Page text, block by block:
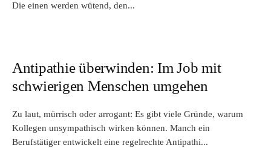
Die einen werden wütend, den...
Antipathie überwinden: Im Job mit
schwierigen Menschen umgehen
Zu laut, mürrisch oder arrogant: Es gibt viele Gründe, warum
Kollegen unsympathisch wirken können. Manch ein
Berufstätiger entwickelt eine regelrechte Antipathi...